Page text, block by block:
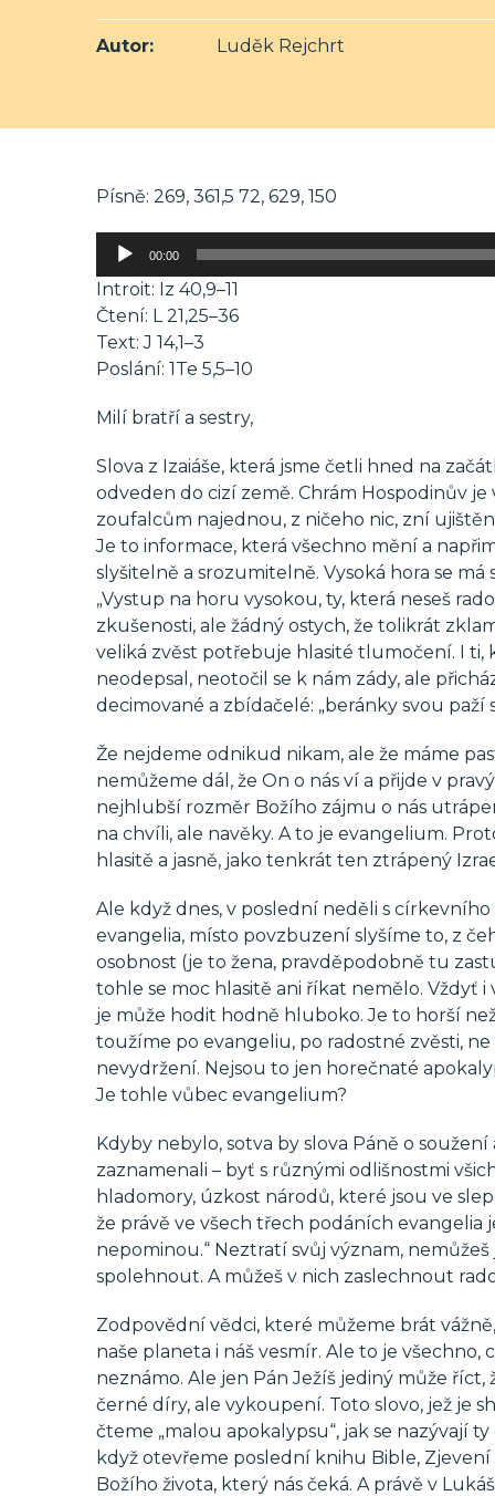
Autor: Luděk Rejchrt
Písně: 269, 361,5 72, 629, 150
Audio
00:00
Introit: Iz 40,9–11
Čtení: L 21,25–36
Text: J 14,1–3
Poslání: 1Te 5,5–10
Milí bratří a sestry,
Slova z Izaiáše, která jsme četli hned na
odveden do cizí země. Chrám Hospodinův
zoufalcům najednou, z ničeho nic, zní
Je to informace, která všechno mění a
slyšitelně a srozumitelně. Vysoká hora se
„Vystup na horu vysokou, ty, která neseš
zkušenosti, ale žádný ostych, že tolikrát
veliká zvěst potřebuje hlasité tlumočení. I ti,
neodepsal, neotočil se k nám zády, ale
decimované a zbídačelé: „beránky svou
Že nejdeme odnikud nikam, ale že máme
nemůžeme dál, že On o nás ví a přijde v
nejhlubší rozměr Božího zájmu o nás
na chvíli, ale navěky. A to je evangelium.
hlasitě a jasně, jako tenkrát ten ztrápený
Ale když dnes, v poslední neděli s
evangelia, místo povzbuzení slyšíme to, z
osobnost (je to žena, pravděpodobně tu
tohle se moc hlasitě ani říkat nemělo. Vždyť
je může hodit hodně hluboko. Je to horší
toužíme po evangeliu, po radostné zvěsti,
nevydržení. Nejsou to jen horečnaté
Je tohle vůbec evangelium?
Kdyby nebylo, sotva by slova Páně o
zaznamenali – byť s různými odlišnostmi
hladomory, úzkost národů, které jsou ve
že právě ve všech třech podáních evangelia
nepominou.“ Neztratí svůj význam,
spolehnout. A můžeš v nich zaslechnout
Zodpovědní vědci, které můžeme brát
naše planeta i náš vesmír. Ale to je
neznámo. Ale jen Pán Ježíš jediný může
černé díry, ale vykoupení. Toto slovo, jež je
čteme „malou apokalypsu“, jak se nazývají
když otevřeme poslední knihu Bible,
Božího života, který nás čeká. A právě v